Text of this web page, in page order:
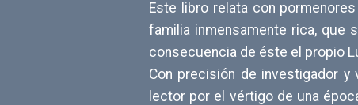
Este libro relata con
familia inmensamente rica, que
consecuencia de éste el propio
Con precisión de investigador y
lector por el vértigo de una